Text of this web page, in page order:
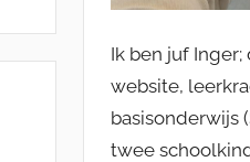
Ik ben juf
website,
basisonderwijs
twee